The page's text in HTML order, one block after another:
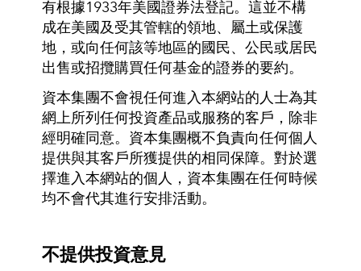
有根據1933年美國證券法登記。這並不構
成在美國及受其管轄的領地、屬土或保護
地，或向任何該等地區的國民、公民或居民
出售或招攬購買任何基金的證券的要約。
資本集團不會視任何進入本網站的人士為其
網上所列任何投資產品或服務的客戶，除非
經明確同意。資本集團概不負責向任何個人
提供與其客戶所獲提供的相同保障。對於選
擇進入本網站的個人，資本集團在任何時候
均不會代其進行安排活動。
不提供投資意見